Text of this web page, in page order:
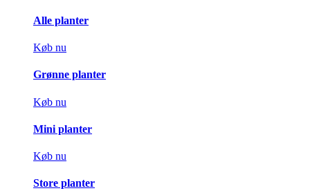
Alle planter
Køb nu
Grønne planter
Køb nu
Mini planter
Køb nu
Store planter